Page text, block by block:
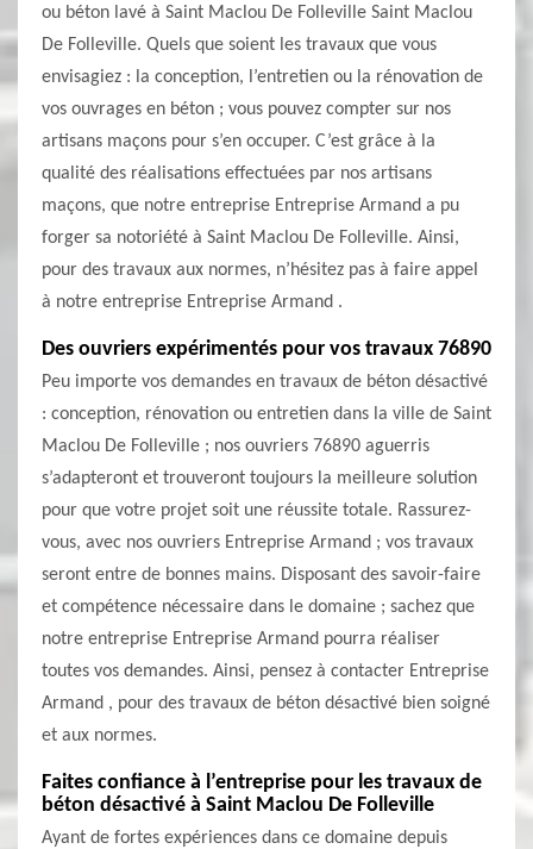
ou béton lavé à Saint Maclou De Folleville Saint Maclou
De Folleville. Quels que soient les travaux que vous
envisagiez : la conception, l’entretien ou la rénovation de
vos ouvrages en béton ; vous pouvez compter sur nos
artisans maçons pour s’en occuper. C’est grâce à la
qualité des réalisations effectuées par nos artisans
maçons, que notre entreprise Entreprise Armand a pu
forger sa notoriété à Saint Maclou De Folleville. Ainsi,
pour des travaux aux normes, n’hésitez pas à faire appel
à notre entreprise Entreprise Armand .
Des ouvriers expérimentés pour vos travaux 76890
Peu importe vos demandes en travaux de béton désactivé
: conception, rénovation ou entretien dans la ville de Saint
Maclou De Folleville ; nos ouvriers 76890 aguerris
s’adapteront et trouveront toujours la meilleure solution
pour que votre projet soit une réussite totale. Rassurez-
vous, avec nos ouvriers Entreprise Armand ; vos travaux
seront entre de bonnes mains. Disposant des savoir-faire
et compétence nécessaire dans le domaine ; sachez que
notre entreprise Entreprise Armand pourra réaliser
toutes vos demandes. Ainsi, pensez à contacter Entreprise
Armand , pour des travaux de béton désactivé bien soigné
et aux normes.
Faites confiance à l’entreprise pour les travaux de
béton désactivé à Saint Maclou De Folleville
Ayant de fortes expériences dans ce domaine depuis